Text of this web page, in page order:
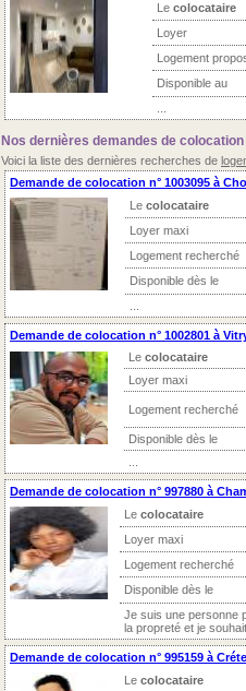
Le colocataire
Loyer
Logement
Disponible au
Nos dernières demandes de
Voici la liste des dernières recherches de
Demande de colocation n° 1003095 à
Le colocataire
Loyer maxi
Logement recherché
Disponible dès le
Demande de colocation n° 1002801 à
Le colocataire
Loyer maxi
Logement recherché
Disponible dès le
Demande de colocation n° 997880 à
Le colocataire
Loyer maxi
Logement recherché
Disponible dès le
Je suis une personne
la propreté et je
Demande de colocation n° 995159 à
Le colocataire